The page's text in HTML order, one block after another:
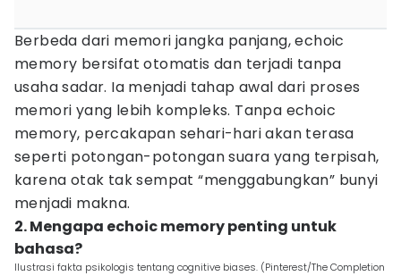
Berbeda dari memori jangka panjang, echoic
memory bersifat otomatis dan terjadi tanpa
usaha sadar. Ia menjadi tahap awal dari proses
memori yang lebih kompleks. Tanpa echoic
memory, percakapan sehari-hari akan terasa
seperti potongan-potongan suara yang terpisah,
karena otak tak sempat “menggabungkan” bunyi
menjadi makna.
2. Mengapa echoic memory penting untuk
bahasa?
Ilustrasi fakta psikologis tentang cognitive biases. (Pinterest/The Completion